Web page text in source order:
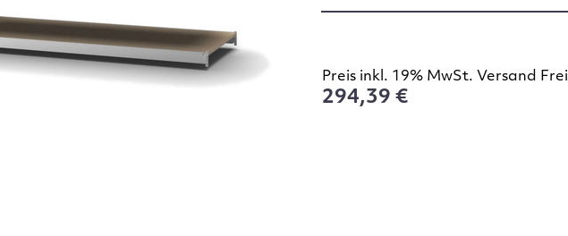
Preis inkl. 19% MwSt. Versand Frei
294,39 €